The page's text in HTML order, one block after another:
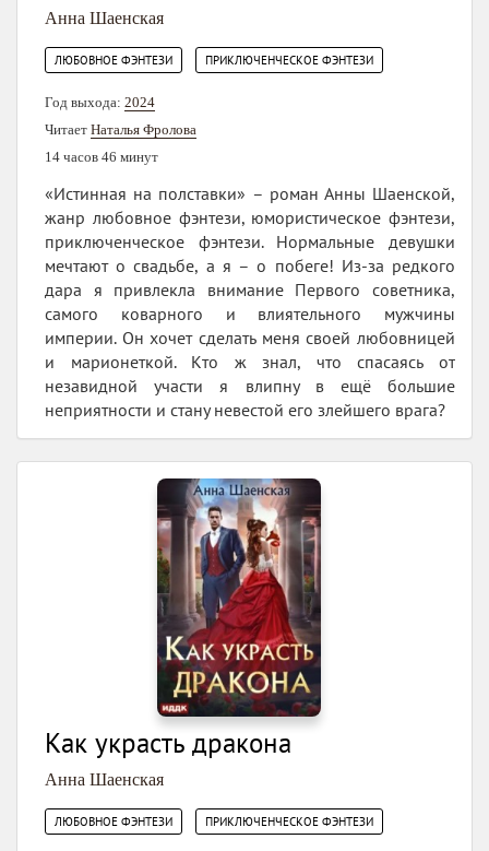
Анна Шаенская
ЛЮБОВНОЕ ФЭНТЕЗИ ПРИКЛЮЧЕНЧЕСКОЕ ФЭНТЕЗИ
Год выхода: 2024
Читает Наталья Фролова
14 часов 46 минут
«Истинная на полставки» – роман Анны Шаенской,
жанр любовное фэнтези, юмористическое фэнтези,
приключенческое фэнтези. Нормальные девушки
мечтают о свадьбе, а я – о побеге! Из-за редкого
дара я привлекла внимание Первого советника,
самого коварного и влиятельного мужчины
империи. Он хочет сделать меня своей любовницей
и марионеткой. Кто ж знал, что спасаясь от
незавидной участи я влипну в ещё большие
неприятности и стану невестой его злейшего врага?
Как украсть дракона
Анна Шаенская
ЛЮБОВНОЕ ФЭНТЕЗИ ПРИКЛЮЧЕНЧЕСКОЕ ФЭНТЕЗИ